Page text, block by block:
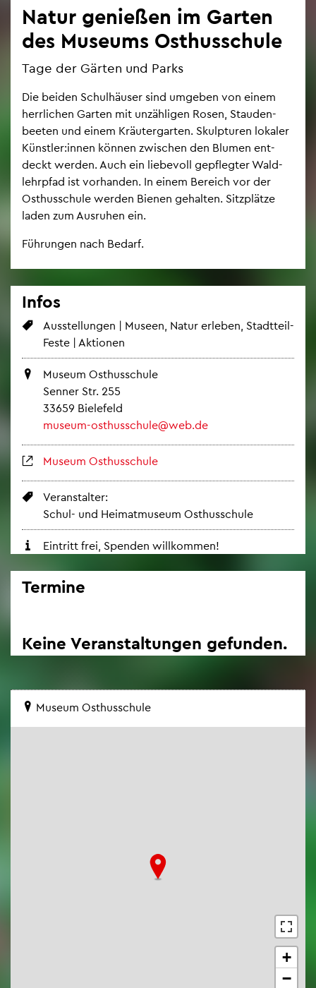
Natur ge­nie­ßen im Gar­ten
des Mu­se­ums Osthus­schu­le
Tage der Gär­ten und Parks
Die bei­den Schul­häu­ser sind um­ge­ben von einem
herr­li­chen Gar­ten mit un­zäh­li­gen Rosen, Stau­den­
bee­ten und einem Kräu­ter­gar­ten. Skulp­tu­ren lo­ka­ler
Künst­ler:innen kön­nen zwi­schen den Blu­men ent­
deckt wer­den. Auch ein lie­be­voll ge­pfleg­ter Wald­
lehr­pfad ist vor­han­den. In einem Be­reich vor der
Osthus­schu­le wer­den Bie­nen ge­hal­ten. Sitz­plät­ze
laden zum Aus­ru­hen ein.
Füh­run­gen nach Be­darf.
Infos
Aus­stel­lun­gen | Mu­se­en, Natur er­le­ben, Stadt­teil-
Feste | Ak­tio­nen
Mu­se­um Osthus­schu­le
Sen­ner Str. 255
33659 Bie­le­feld
mu­se­um-osthus­schu­le@​web.​de
Mu­se­um Osthus­schu­le
Ver­an­stal­ter:
Schul- und Hei­mat­mu­se­um Osthus­schu­le
Ein­tritt frei, Spen­den will­kom­men!
Ter­mi­ne
Keine Ver­an­stal­tun­gen ge­fun­den.
Mu­se­um Osthus­schu­le
+
−